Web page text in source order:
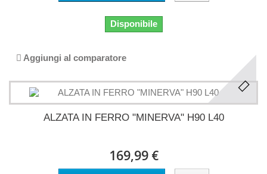
Disponibile
Aggiungi al comparatore
ALZATA IN FERRO "MINERVA" H90 L40
169,99 €